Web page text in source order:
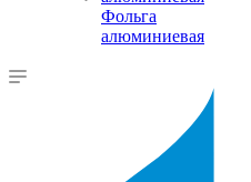
Фольга
алюминиевая